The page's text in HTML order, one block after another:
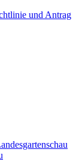
und Antrag